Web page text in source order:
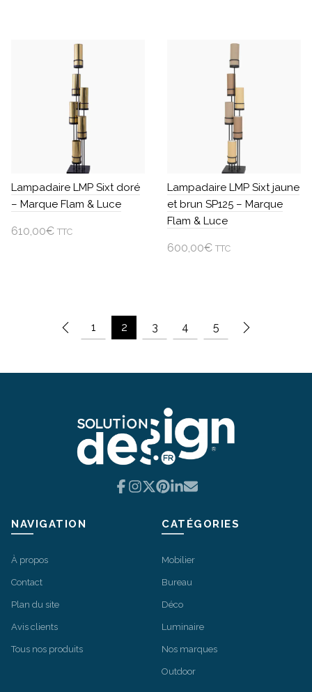
Lampadaire LMP Sixt doré
– Marque Flam & Luce
610,00€ TTC
Lampadaire LMP Sixt jaune
et brun SP125 – Marque
Flam & Luce
600,00€ TTC
1 2 3 4 5
Facebook
Instagram
X Pinterest
LinkedIn
Email
NAVIGATION
À propos
Contact
Plan du site
Avis clients
Tous nos produits
CATÉGORIES
Mobilier
Bureau
Déco
Luminaire
Nos marques
Outdoor